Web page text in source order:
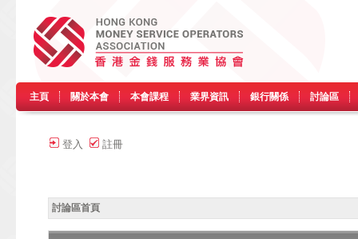
主頁 關於本會 本會課程 業界資訊 銀行關係 討論區
登入 註冊
討論區首頁